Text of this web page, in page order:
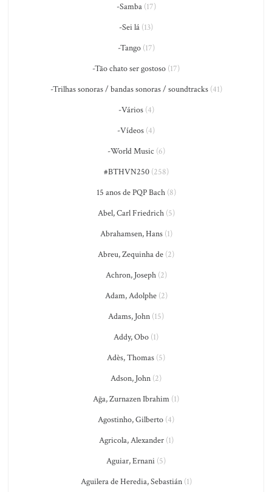
-Samba(17)
-Sei lá (13)
-Tango(17)
-Tão chato ser gostoso (17)
-Trilhas sonoras / bandas sonoras / soundtracks(41)
-Vários(4)
-Vídeos (4)
-World Music (6)
#BTHVN250(258)
15 anos de PQP Bach(8)
Abel, Carl Friedrich(5)
Abrahamsen, Hans(1)
Abreu, Zequinha de (2)
Achron, Joseph(2)
Adam, Adolphe(2)
Adams, John (15)
Addy, Obo (1)
Adès, Thomas (5)
Adson, John (2)
Ağa, Zurnazen Ibrahim (1)
Agostinho, Gilberto (4)
Agricola, Alexander(1)
Aguiar, Ernani (5)
Aguilera de Heredia, Sebastián(1)